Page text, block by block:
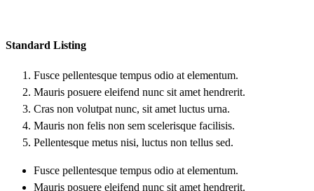
Standard Listing
Fusce pellentesque tempus odio at elementum.
Mauris posuere eleifend nunc sit amet hendrerit.
Cras non volutpat nunc, sit amet luctus urna.
Mauris non felis non sem scelerisque facilisis.
Pellentesque metus nisi, luctus non tellus sed.
Fusce pellentesque tempus odio at elementum.
Mauris posuere eleifend nunc sit amet hendrerit.